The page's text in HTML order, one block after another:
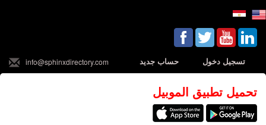
تسجيل دخول حساب جديد info@sphinxdirectory.com
تحميل تطبيق الموبيل